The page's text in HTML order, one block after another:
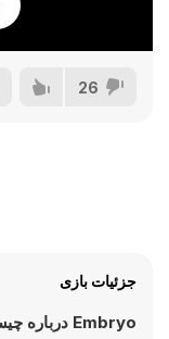
26
جزئیات بازی
Embryo درباره چیست؟